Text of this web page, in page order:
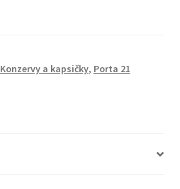
Konzervy a kapsičky, Porta 21